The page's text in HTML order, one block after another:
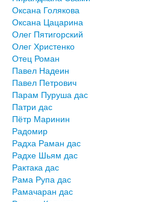
Оксана Голякова
Оксана Цацарина
Олег Пятигорский
Олег Христенко
Отец Роман
Павел Надеин
Павел Петрович
Парам Пуруша дас
Патри дас
Пётр Маринин
Радомир
Радха Раман дас
Радхе Шьям дас
Рактака дас
Рама Рупа дас
Рамачаран дас